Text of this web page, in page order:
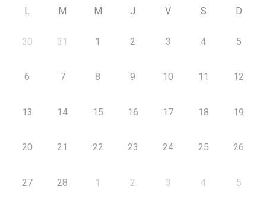
L M M J V S D
30 31 1 2 3 4 5
6 7 8 9 10 11 12
13 14 15 16 17 18 19
20 21 22 23 24 25 26
27 28 1 2 3 4 5